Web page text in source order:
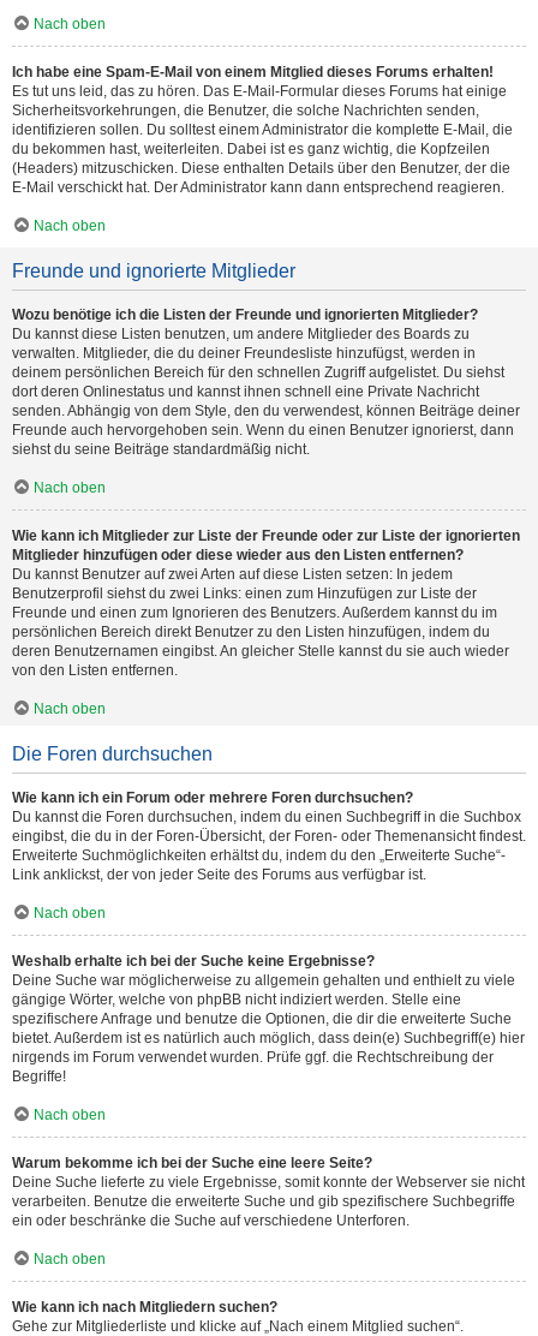
Nach oben
Ich habe eine Spam-E-Mail von einem Mitglied dieses Forums erhalten!
Es tut uns leid, das zu hören. Das E-Mail-Formular dieses Forums hat einige
Sicherheitsvorkehrungen, die Benutzer, die solche Nachrichten senden,
identifizieren sollen. Du solltest einem Administrator die komplette E-Mail, die
du bekommen hast, weiterleiten. Dabei ist es ganz wichtig, die Kopfzeilen
(Headers) mitzuschicken. Diese enthalten Details über den Benutzer, der die
E-Mail verschickt hat. Der Administrator kann dann entsprechend reagieren.
Nach oben
Freunde und ignorierte Mitglieder
Wozu benötige ich die Listen der Freunde und ignorierten Mitglieder?
Du kannst diese Listen benutzen, um andere Mitglieder des Boards zu
verwalten. Mitglieder, die du deiner Freundesliste hinzufügst, werden in
deinem persönlichen Bereich für den schnellen Zugriff aufgelistet. Du siehst
dort deren Onlinestatus und kannst ihnen schnell eine Private Nachricht
senden. Abhängig von dem Style, den du verwendest, können Beiträge deiner
Freunde auch hervorgehoben sein. Wenn du einen Benutzer ignorierst, dann
siehst du seine Beiträge standardmäßig nicht.
Nach oben
Wie kann ich Mitglieder zur Liste der Freunde oder zur Liste der ignorierten
Mitglieder hinzufügen oder diese wieder aus den Listen entfernen?
Du kannst Benutzer auf zwei Arten auf diese Listen setzen: In jedem
Benutzerprofil siehst du zwei Links: einen zum Hinzufügen zur Liste der
Freunde und einen zum Ignorieren des Benutzers. Außerdem kannst du im
persönlichen Bereich direkt Benutzer zu den Listen hinzufügen, indem du
deren Benutzernamen eingibst. An gleicher Stelle kannst du sie auch wieder
von den Listen entfernen.
Nach oben
Die Foren durchsuchen
Wie kann ich ein Forum oder mehrere Foren durchsuchen?
Du kannst die Foren durchsuchen, indem du einen Suchbegriff in die Suchbox
eingibst, die du in der Foren-Übersicht, der Foren- oder Themenansicht findest.
Erweiterte Suchmöglichkeiten erhältst du, indem du den „Erweiterte Suche“-
Link anklickst, der von jeder Seite des Forums aus verfügbar ist.
Nach oben
Weshalb erhalte ich bei der Suche keine Ergebnisse?
Deine Suche war möglicherweise zu allgemein gehalten und enthielt zu viele
gängige Wörter, welche von phpBB nicht indiziert werden. Stelle eine
spezifischere Anfrage und benutze die Optionen, die dir die erweiterte Suche
bietet. Außerdem ist es natürlich auch möglich, dass dein(e) Suchbegriff(e) hier
nirgends im Forum verwendet wurden. Prüfe ggf. die Rechtschreibung der
Begriffe!
Nach oben
Warum bekomme ich bei der Suche eine leere Seite?
Deine Suche lieferte zu viele Ergebnisse, somit konnte der Webserver sie nicht
verarbeiten. Benutze die erweiterte Suche und gib spezifischere Suchbegriffe
ein oder beschränke die Suche auf verschiedene Unterforen.
Nach oben
Wie kann ich nach Mitgliedern suchen?
Gehe zur Mitgliederliste und klicke auf „Nach einem Mitglied suchen“.